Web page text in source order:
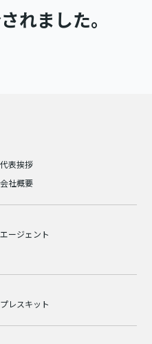
れました。
代表挨拶
会社概要
エージェント
プレスキット